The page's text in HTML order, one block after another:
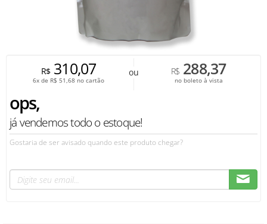
R$310,07
6x de R$ 51,68 no cartão
ou R$ 288,37
no boleto à vista
ops,
já vendemos todo o estoque!
Gostaria de ser avisado quando este produto chegar?